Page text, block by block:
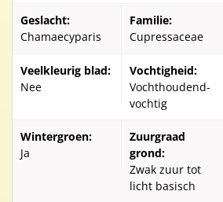
Geslacht:
Chamaecyparis
Familie:
Cupressaceae
Veelkleurig blad:
Nee
Vochtigheid:
Vochthoudend-
vochtig
Wintergroen:
Ja
Zuurgraad
grond:
Zwak zuur tot
licht basisch